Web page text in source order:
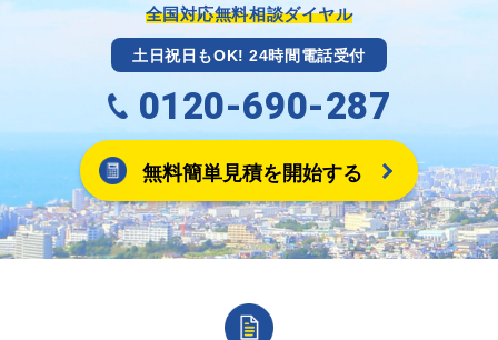
ます。
全国対応無料相談ダイヤル
土日祝日もOK! 24時間電話受付
0120-690-287
無料簡単見積を開始する